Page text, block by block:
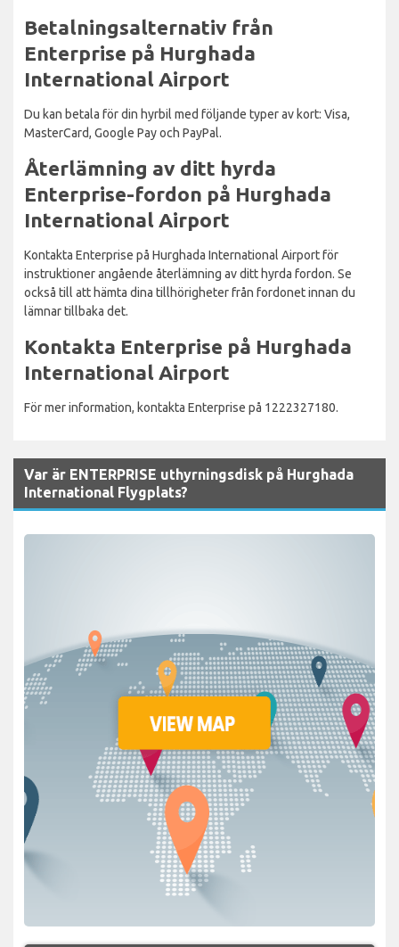
Betalningsalternativ från
Enterprise på Hurghada
International Airport
Du kan betala för din hyrbil med följande typer av kort: Visa,
MasterCard, Google Pay och PayPal.
Återlämning av ditt hyrda
Enterprise-fordon på Hurghada
International Airport
Kontakta Enterprise på Hurghada International Airport för
instruktioner angående återlämning av ditt hyrda fordon. Se
också till att hämta dina tillhörigheter från fordonet innan du
lämnar tillbaka det.
Kontakta Enterprise på Hurghada
International Airport
För mer information, kontakta Enterprise på 1222327180.
Var är ENTERPRISE uthyrningsdisk på Hurghada
International Flygplats?